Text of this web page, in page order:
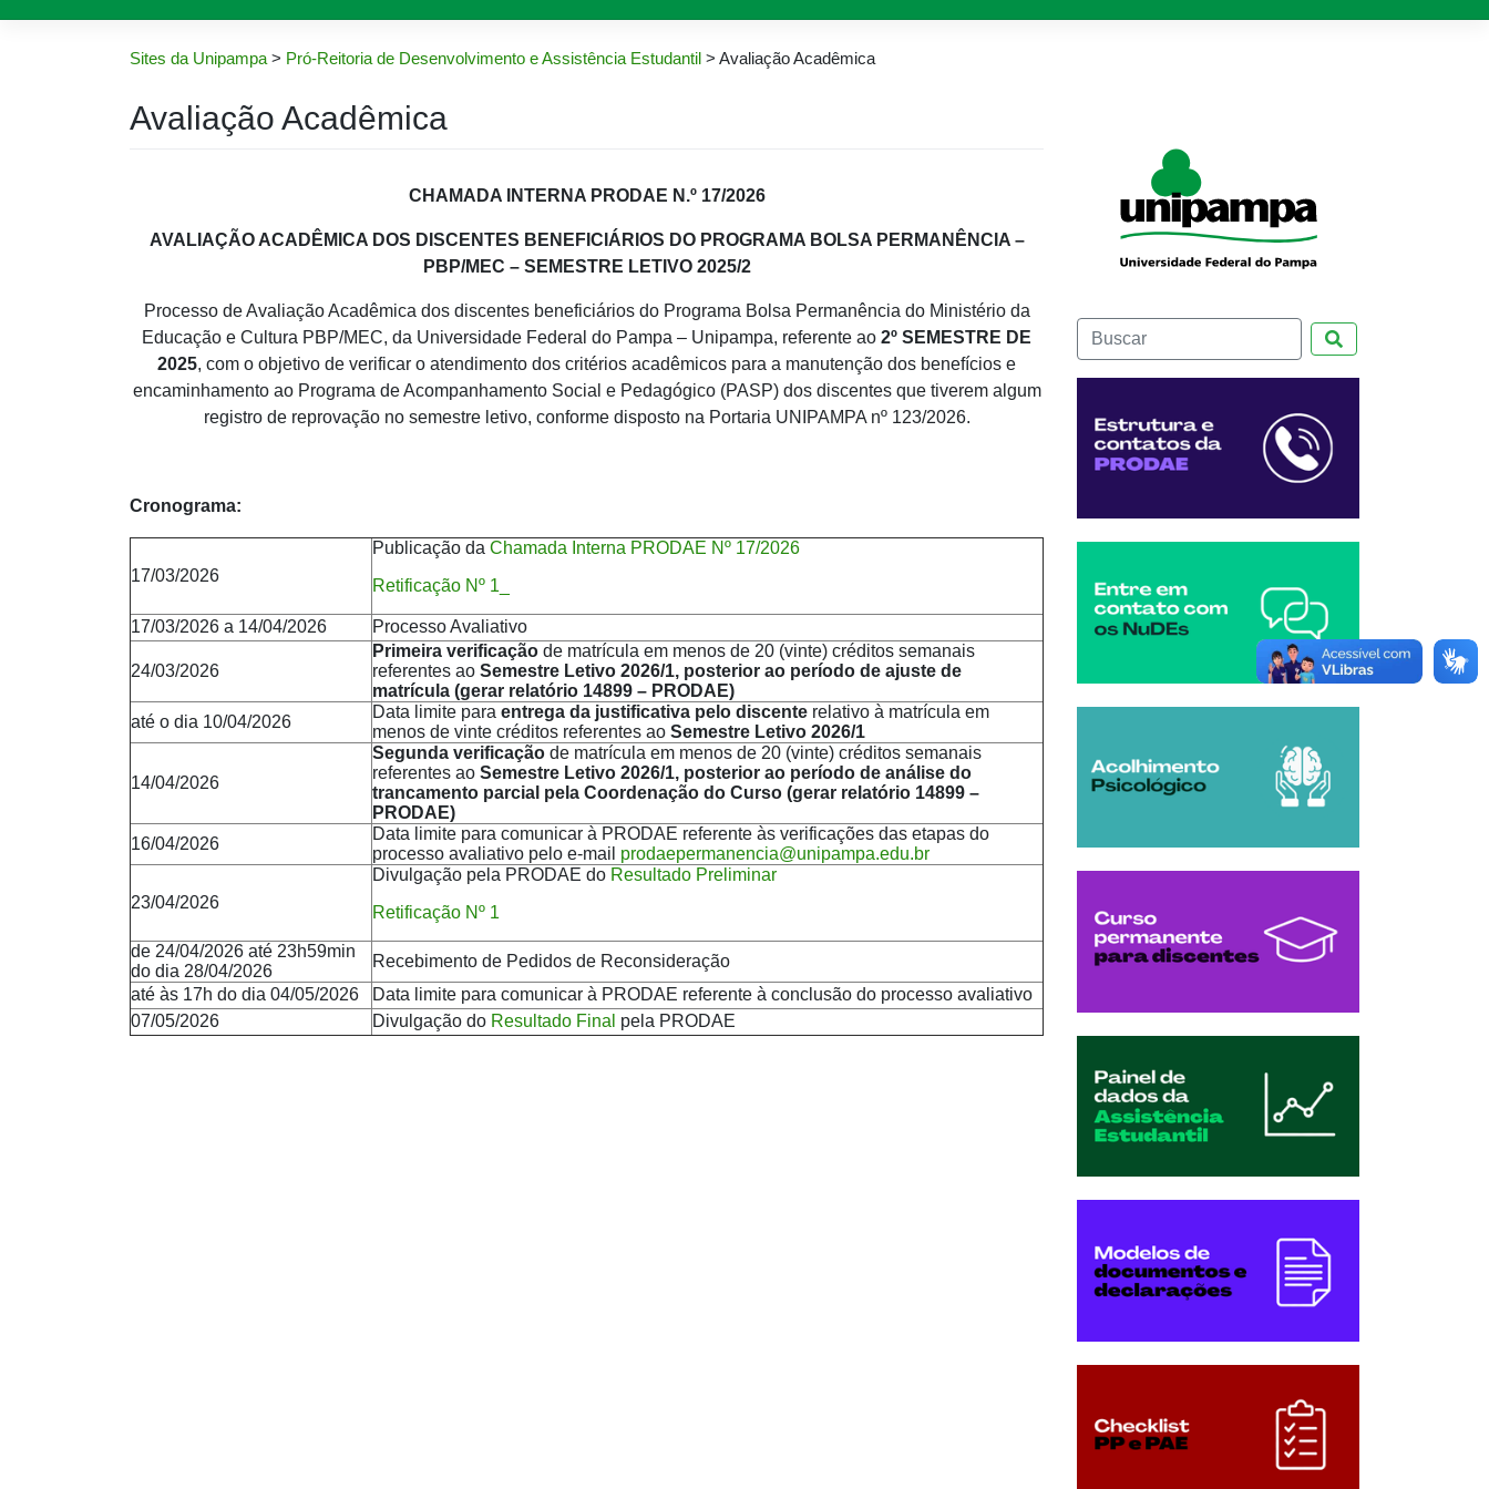
Sites da Unipampa> Pró-Reitoria de Desenvolvimento e Assistência Estudantil > Avaliação Acadêmica
Avaliação Acadêmica
CHAMADA INTERNA PRODAE N.º 17/2026
AVALIAÇÃO ACADÊMICA DOS DISCENTES BENEFICIÁRIOS DO PROGRAMA BOLSA PERMANÊNCIA –
PBP/MEC – SEMESTRE LETIVO 2025/2
Processo de Avaliação Acadêmica dos discentes beneficiários do Programa Bolsa Permanência do Ministério da
Educação e Cultura PBP/MEC, da Universidade Federal do Pampa – Unipampa, referente ao 2º SEMESTRE DE
2025, com o objetivo de verificar o atendimento dos critérios acadêmicos para a manutenção dos benefícios e
encaminhamento ao Programa de Acompanhamento Social e Pedagógico (PASP) dos discentes que tiverem algum
registro de reprovação no semestre letivo, conforme disposto na Portaria UNIPAMPA nº123/2026.
Cronograma:
17/03/2026
Publicação da Chamada Interna PRODAE Nº 17/2026
Retificação Nº 1_
17/03/2026 a 14/04/2026 Processo Avaliativo
24/03/2026
Primeira verificação de matrícula em menos de 20 (vinte) créditos semanais
referentes ao Semestre Letivo 2026/1, posterior ao período de ajuste de
matrícula (gerar relatório 14899 – PRODAE)
até o dia 10/04/2026
Data limite para entrega da justificativa pelo discente relativo à matrícula em
menos de vinte créditos referentes ao Semestre Letivo 2026/1
14/04/2026
Segunda verificação de matrícula em menos de 20 (vinte) créditos semanais
referentes ao Semestre Letivo 2026/1, posterior ao período de análise do
trancamento parcial pela Coordenação do Curso (gerar relatório 14899 –
PRODAE)
16/04/2026
Data limite para comunicar à PRODAE referente às verificações das etapas do
processo avaliativo pelo e-mail prodaepermanencia@unipampa.edu.br
23/04/2026
Divulgação pela PRODAE do Resultado Preliminar
Retificação Nº 1
de 24/04/2026 até 23h59min
do dia 28/04/2026
Recebimento de Pedidos de Reconsideração
até às 17h do dia 04/05/2026
Data limite para comunicar à PRODAE referente à conclusão do processo avaliativo
07/05/2026
Divulgação do Resultado Final pela PRODAE